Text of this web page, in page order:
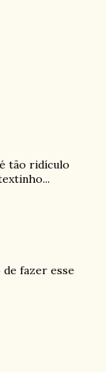
tão ridículo
fazer esse